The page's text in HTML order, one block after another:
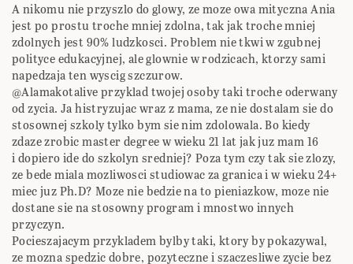
A nikomu nie przyszlo do glowy, ze moze owa mityczna Ania
jest po prostu troche mniej zdolna, tak jak troche mniej
zdolnych jest 90% ludzkosci. Problem nie tkwi w zgubnej
polityce edukacyjnej, ale glownie w rodzicach, ktorzy sami
napedzaja ten wyscig szczurow.
@Alamakotalive przyklad twojej osoby taki troche oderwany
od zycia. Ja histryzujac wraz z mama, ze nie dostalam sie do
stosownej szkoly tylko bym sie nim zdolowala. Bo kiedy
zdaze zrobic master degree w wieku 21 lat jak juz mam 16
i dopiero ide do szkolyn sredniej? Poza tym czy tak sie zlozy,
ze bede miala mozliwosci studiowac za granica i w wieku 24+
miec juz Ph.D? Moze nie bedzie na to pieniazkow, moze nie
dostane sie na stosowny program i mnostwo innych
przyczyn.
Pocieszajacym przykladem bylby taki, ktory by pokazywal,
ze mozna spedzic dobre, pozyteczne i szaczesliwe zycie bez